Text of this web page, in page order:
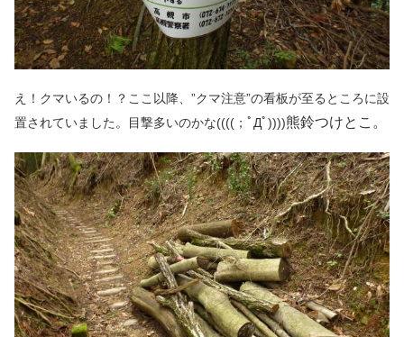
え！クマいるの！？ここ以降、”クマ注意”の看板が至るところに設
置されていました。目撃多いのかな((((；ﾟДﾟ))))熊鈴つけとこ。